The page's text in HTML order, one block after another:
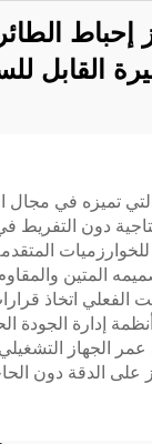
إحباط
القابل
التي تميزه
دون
المتين
الفعلي اتخاذ
إدارة
على الدقة دون